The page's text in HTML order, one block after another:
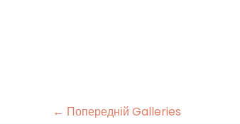
← Попередній Galleries